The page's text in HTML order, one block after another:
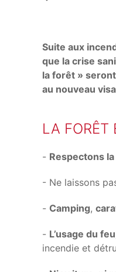
Suite aux
que la crise
la forêt »
au nouveau
LA FORÊT
- Respectons
- Ne laissons
- Camping,
- L’usage du feu
incendie et